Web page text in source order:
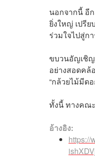
นอกจากนี้ อี
ยิ่งใหญ่ เปรี
ร่วมใจไปสู่ก
ขบวนอัญเชิญ
อย่างสอดคล้
“กล้วยไม้มีด
ทั้งนี้ ทางคณ
อ้างอิง:
https://